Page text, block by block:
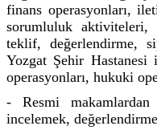
finans operasyonları,
sorumluluk aktiviteleri,
teklif, değerlendirme,
Yozgat Şehir
operasyonları, hukuki
- Resmi
incelemek,